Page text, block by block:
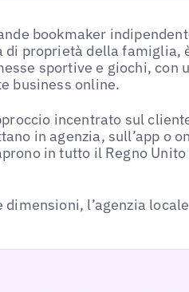
bookmaker
proprietà della famiglia,
sportive e giochi, con
business online.
incentrato sul
in agenzia, sull’app o
in tutto il Regno
dimensioni, l’agenzia